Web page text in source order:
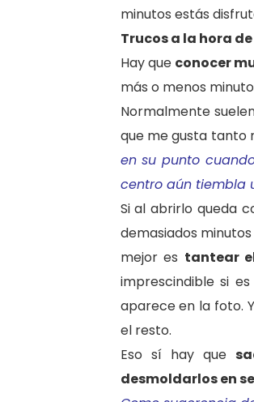
minutos estás
Trucos a la hora
Hay que conocer
más o menos
Normalmente
que me gusta tanto
en su punto
centro aún tiembla
Si al abrirlo queda
demasiados
mejor es tantear
imprescindible si
aparece en la foto.
el resto.
Eso sí hay que
desmoldarlos en